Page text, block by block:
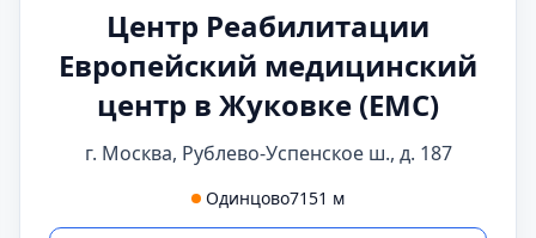
Центр Реабилитации
Европейский медицинский
центр в Жуковке (ЕМС)
г. Москва, Рублево-Успенское ш., д. 187
Одинцово7151 м